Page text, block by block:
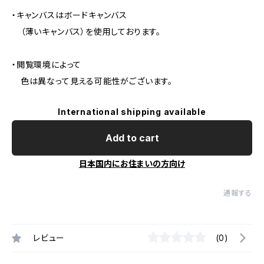
・キャンバスはボードキャンバス
（薄いキャンバス）を使用しております。
・閲覧環境によって
色は異なって見える可能性がございます。
International shipping available
Add to cart
日本国内にお住まいの方向け
通報する
レビュー (0)